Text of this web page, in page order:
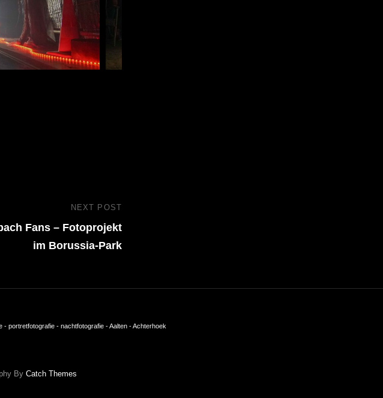
Post
NEXT POST
Fans – Fotoprojekt
im Borussia-Park
portretfotografie - nachtfotografie - Aalten - Achterhoek
By Catch Themes